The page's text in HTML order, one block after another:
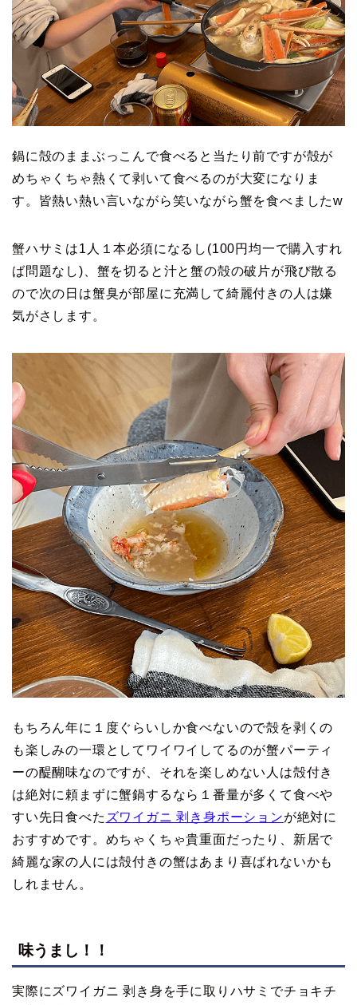
鍋に殻のままぶっこんで食べると当たり前ですが殻が
めちゃくちゃ熱くて剥いて食べるのが大変になりま
す。皆熱い熱い言いながら笑いながら蟹を食べましたw
蟹ハサミは1人１本必須になるし(100円均一で購入すれ
ば問題なし)、蟹を切ると汁と蟹の殻の破片が飛び散る
ので次の日は蟹臭が部屋に充満して綺麗付きの人は嫌
気がさします。
もちろん年に１度ぐらいしか食べないので殻を剥くの
も楽しみの一環としてワイワイしてるのが蟹パーティ
ーの醍醐味なのですが、それを楽しめない人は殻付き
は絶対に頼まずに蟹鍋するなら１番量が多くて食べや
すい先日食べた ズワイガニ 剥き身ポーションが絶対に
おすすめです。めちゃくちゃ貴重面だったり、新居で
綺麗な家の人には殻付きの蟹はあまり喜ばれないかも
しれません。
味うまし！！
実際にズワイガニ 剥き身を手に取りハサミでチョキチ